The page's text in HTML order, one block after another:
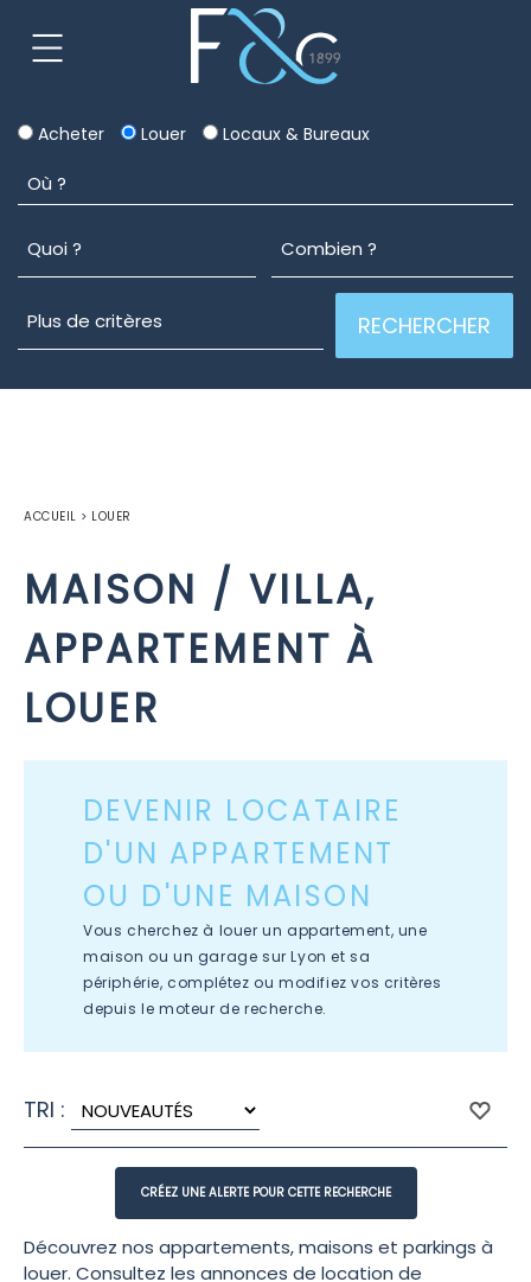
Acheter Louer Locaux & Bureaux
ACCUEIL > LOUER
MAISON / VILLA,
APPARTEMENT À
LOUER
DEVENIR LOCATAIRE
D'UN APPARTEMENT
OU D'UNE MAISON
Vous cherchez à louer un appartement, une
maison ou un garage sur Lyon et sa
périphérie, complétez ou modifiez vos critères
depuis le moteur de recherche.
TRI :
Découvrez nos appartements, maisons et parkings à
louer. Consultez les annonces de location de